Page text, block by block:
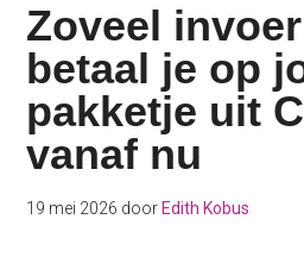
Zoveel
betaal je op
pakketje uit
vanaf nu
19 mei 2026 door Edith Kobus